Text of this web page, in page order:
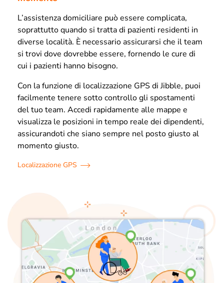
L’assistenza domiciliare può essere complicata,
soprattutto quando si tratta di pazienti residenti in
diverse località. È necessario assicurarsi che il team
si trovi dove dovrebbe essere, fornendo le cure di
cui i pazienti hanno bisogno.
Con la funzione di localizzazione GPS di Jibble, puoi
facilmente tenere sotto controllo gli spostamenti
del tuo team. Accedi rapidamente alle mappe e
visualizza le posizioni in tempo reale dei dipendenti,
assicurandoti che siano sempre nel posto giusto al
momento giusto.
Localizzazione GPS